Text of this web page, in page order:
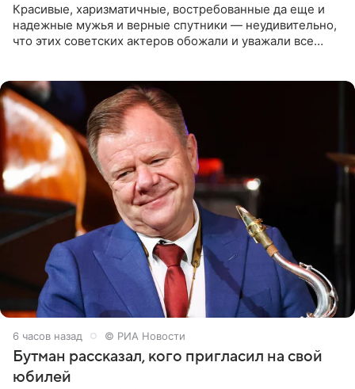
Красивые, харизматичные, востребованные да еще и
надежные мужья и верные спутники — неудивительно,
что этих советских актеров обожали и уважали все
6 часов назад © РИА Новости
Бутман рассказал, кого пригласил на свой
юбилей